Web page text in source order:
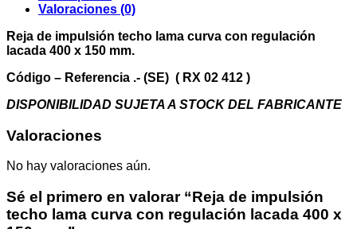
con
regulación
lacada
400
150
cantidad
Valoraciones (0)
Reja de impulsión techo lama curva con regulación
lacada 400 x 150 mm.
Código – Referencia .- (SE) ( RX 02 412 )
DISPONIBILIDAD SUJETA A STOCK DEL FABRICANTE
Valoraciones
No hay valoraciones aún.
Sé el primero en valorar “Reja de impulsión
techo lama curva con regulación lacada 400 x